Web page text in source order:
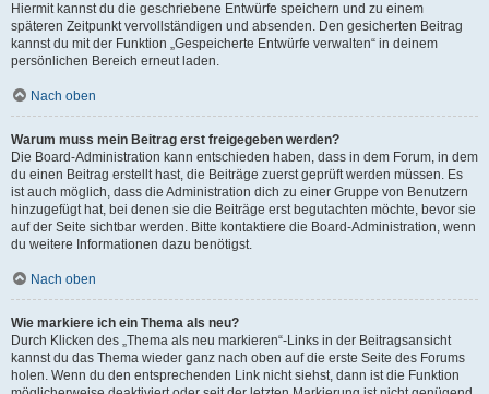
Hiermit kannst du die geschriebene Entwürfe speichern und zu einem
späteren Zeitpunkt vervollständigen und absenden. Den gesicherten Beitrag
kannst du mit der Funktion „Gespeicherte Entwürfe verwalten“ in deinem
persönlichen Bereich erneut laden.
Nach oben
Warum muss mein Beitrag erst freigegeben werden?
Die Board-Administration kann entschieden haben, dass in dem Forum, in dem
du einen Beitrag erstellt hast, die Beiträge zuerst geprüft werden müssen. Es
ist auch möglich, dass die Administration dich zu einer Gruppe von Benutzern
hinzugefügt hat, bei denen sie die Beiträge erst begutachten möchte, bevor sie
auf der Seite sichtbar werden. Bitte kontaktiere die Board-Administration, wenn
du weitere Informationen dazu benötigst.
Nach oben
Wie markiere ich ein Thema als neu?
Durch Klicken des „Thema als neu markieren“-Links in der Beitragsansicht
kannst du das Thema wieder ganz nach oben auf die erste Seite des Forums
holen. Wenn du den entsprechenden Link nicht siehst, dann ist die Funktion